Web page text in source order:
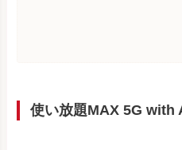
使い放題MAX 5G with